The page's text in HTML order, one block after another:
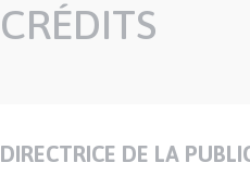
CRÉDITS
Texte
DIRECTRICE DE LA